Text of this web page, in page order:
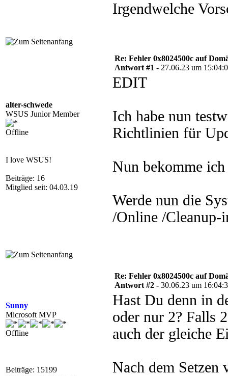
Irgendwelche
alter-schwede
WSUS Junior Member
Offline
I love WSUS!
Beiträge: 16
Mitglied seit: 04.03.19
Re: Fehler 0x8024500c auf
Antwort #1 - 27.06.23 um
EDIT
Ich habe nun
Richtlinien für
Nun bekomme
Werde nun die
/Online /Cleanup-
Sunny
Microsoft MVP
Offline
Beiträge: 15199
Re: Fehler 0x8024500c auf
Antwort #2 - 30.06.23 um
Hast Du denn in
oder nur 2? Falls
auch der gleiche
Nach dem Setzen